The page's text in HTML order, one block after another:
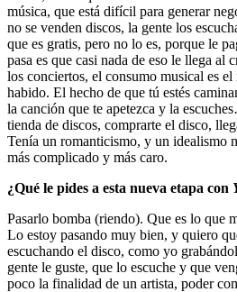
música, que está difícil para generar
no se venden discos, la gente los
que es gratis, pero no lo es, porque le
pasa es que casi nada de eso le llega al
los conciertos, el consumo musical es el
habido. El hecho de que tú estés
la canción que te apetezca y la
tienda de discos, comprarte el disco,
Tenía un romanticismo, y un idealismo
más complicado y más caro.
¿Qué le pides a esta nueva etapa con
Pasarlo bomba (riendo). Que es lo que
Lo estoy pasando muy bien, y quiero
escuchando el disco, como yo
gente le guste, que lo escuche y que
poco la finalidad de un artista, poder